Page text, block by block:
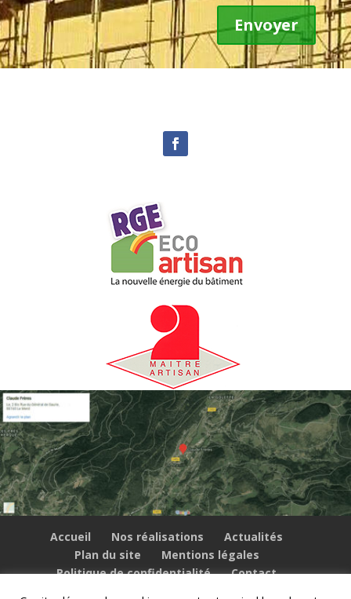
Envoyer
Accueil Nos réalisations
Actualités
Plan du site
Mentions légales
Politique de confidentialité
Contact